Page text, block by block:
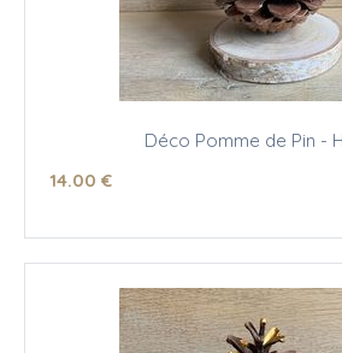
Déco Pomme de Pin -
14.00 €